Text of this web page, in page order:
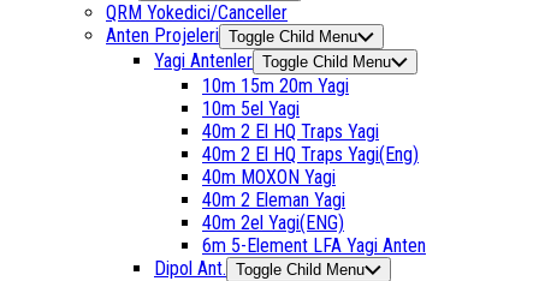
QRM Yokedici/Canceller
Anten Projeleri Toggle Child Menu
Yagi Antenler Toggle Child Menu
10m 15m 20m Yagi
10m 5el Yagi
40m 2 El HQ Traps Yagi
40m 2 El HQ Traps Yagi(Eng)
40m MOXON Yagi
40m 2 Eleman Yagi
40m 2el Yagi(ENG)
6m 5-Element LFA Yagi Anten
Dipol Ant. Toggle Child Menu